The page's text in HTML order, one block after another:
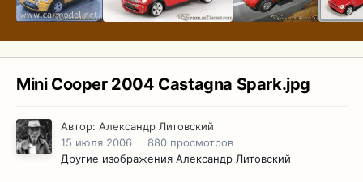
Mini Cooper 2004 Castagna Spark.jpg
Автор: Александр Литовский
15 июля 2006
880 просмотров
Другие изображения Александр Литовский